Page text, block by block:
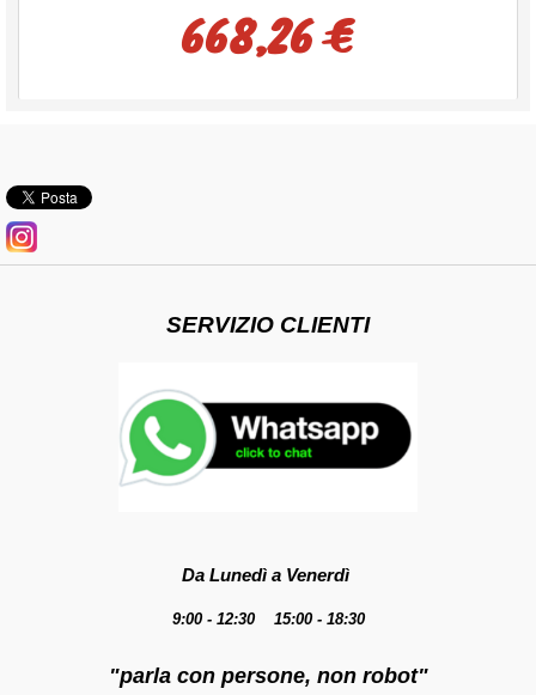
668,26 €
SERVIZIO CLIENTI
Da Lunedì a Venerdì
9:00 - 12:30 15:00 - 18:30
"parla con persone, non robot"